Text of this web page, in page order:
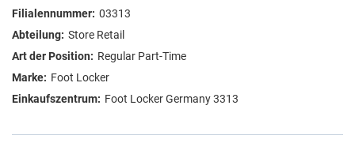
03313
Store Retail
Regular Part-Time
Foot Locker
Foot Locker Germany 3313